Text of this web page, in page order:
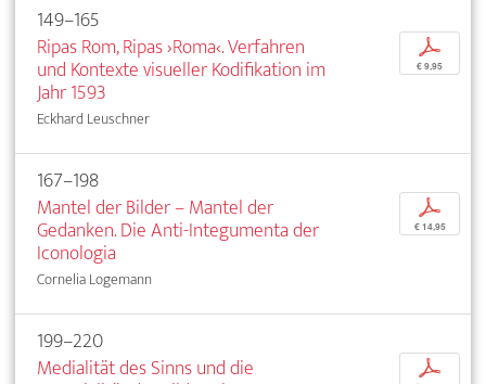
149–165
Ripas Rom, Ripas ›Roma‹. Verfahren
und Kontexte visueller Kodifikation im
Jahr 1593
Eckhard Leuschner
p
€ 9,95
167–198
Mantel der Bilder – Mantel der
Gedanken. Die Anti-Integumenta der
Iconologia
Cornelia Logemann
p
€ 14,95
199–220
Medialität des Sinns und die
p